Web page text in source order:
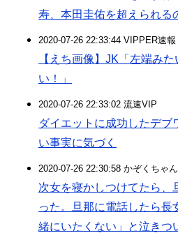
寿、本田圭佑を超えられる
2020-07-26 22:33:44 VIPPER速報
【えち画像】JK「左端み
い！」
2020-07-26 22:33:02 流速VIP
ダイエットに成功したデブ
い事実に気づく
2020-07-26 22:30:58 かぞくちゃ
次女を寝かしつけてたら、
った。旦那に電話したら長
緒にいたくない」と泣き